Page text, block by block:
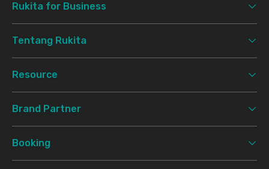
Rukita for Business
Tentang Rukita
Resource
Brand Partner
Booking